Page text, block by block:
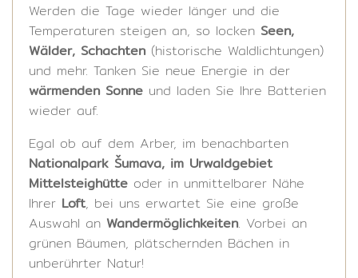
Werden die Tage wieder länger und die
Temperaturen steigen an, so locken Seen,
Wälder, Schachten (historische Waldlichtungen)
und mehr. Tanken Sie neue Energie in der
wärmenden Sonne und laden Sie Ihre Batterien
wieder auf.
Egal ob auf dem Arber, im benachbarten
Nationalpark Šumava, im Urwaldgebiet
Mittelsteighütte oder in unmittelbarer Nähe
Ihrer Loft, bei uns erwartet Sie eine große
Auswahl an Wandermöglichkeiten. Vorbei an
grünen Bäumen, plätschernden Bächen in
unberührter Natur!